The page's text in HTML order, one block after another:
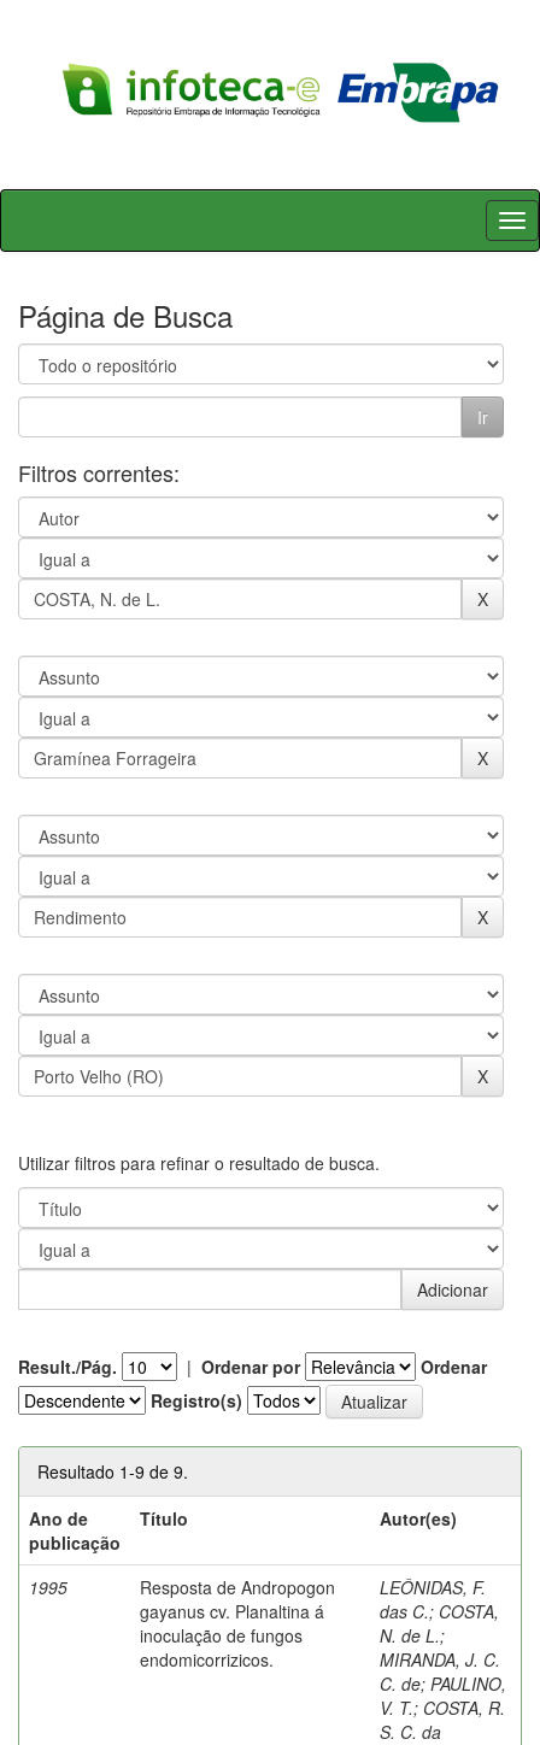
Skip
Página de Busca
Filtros correntes:
Utilizar filtros para refinar o resultado de busca.
Result./Pág. | Ordenar por
Ordenar
Registro(s)
Resultado 1-9 de 9.
Ano de
publicação
Título Autor(es)
1995
Resposta de Andropogon
gayanus cv. Planaltina á
inoculação de fungos
endomicorrizicos.
LEÔNIDAS, F.
das C.; COSTA,
N. de L.;
MIRANDA, J. C.
C. de; PAULINO,
V. T.; COSTA, R.
S. C. da